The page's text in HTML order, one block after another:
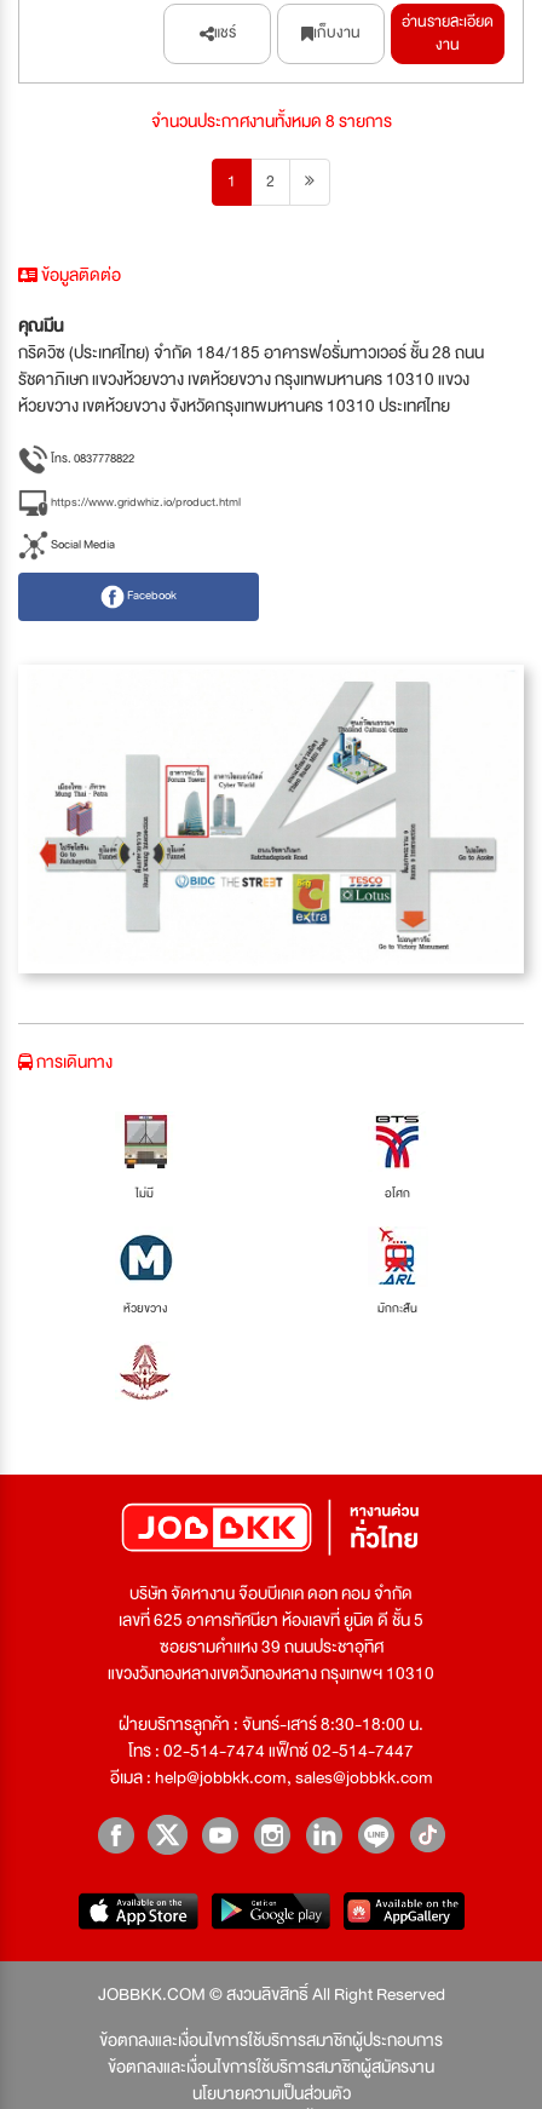
แชร์ เก็บงาน
อ่านรายละเอียด
งาน
จำนวนประกาศงานทั้งหมด 8 รายการ
1 2
ข้อมูลติดต่อ
คุณมีน
กริดวิซ (ประเทศไทย) จำกัด 184/185 อาคารฟอรั่มทาวเวอร์ ชั้น 28 ถนน
รัชดาภิเษก แขวงห้วยขวาง เขตห้วยขวาง กรุงเทพมหานคร 10310 แขวง
ห้วยขวาง เขตห้วยขวาง จังหวัดกรุงเทพมหานคร 10310 ประเทศไทย
โทร. 0837778822
https://www.gridwhiz.io/product.html
Social Media
Facebook
การเดินทาง
ไม่มี อโศก
ห้วยขวาง มักกะสัน
บริษัท จัดหางาน จ๊อบบีเคเค ดอท คอม จำกัด
เลขที่ 625 อาคารทัศนียา ห้องเลขที่ ยูนิต ดี ชั้น 5
ซอยรามคำแหง 39 ถนนประชาอุทิศ
แขวงวังทองหลางเขตวังทองหลาง กรุงเทพฯ 10310
ฝ่ายบริการลูกค้า : จันทร์-เสาร์ 8:30-18:00 น.
โทร : 02-514-7474 แฟ็กซ์ 02-514-7447
อีเมล :help@jobbkk.com,sales@jobbkk.com
JOBBKK.COM © สงวนลิขสิทธิ์ All Right Reserved
ข้อตกลงและเงื่อนไขการใช้บริการสมาชิกผู้ประกอบการ
ข้อตกลงและเงื่อนไขการใช้บริการสมาชิกผู้สมัครงาน
นโยบายความเป็นส่วนตัว